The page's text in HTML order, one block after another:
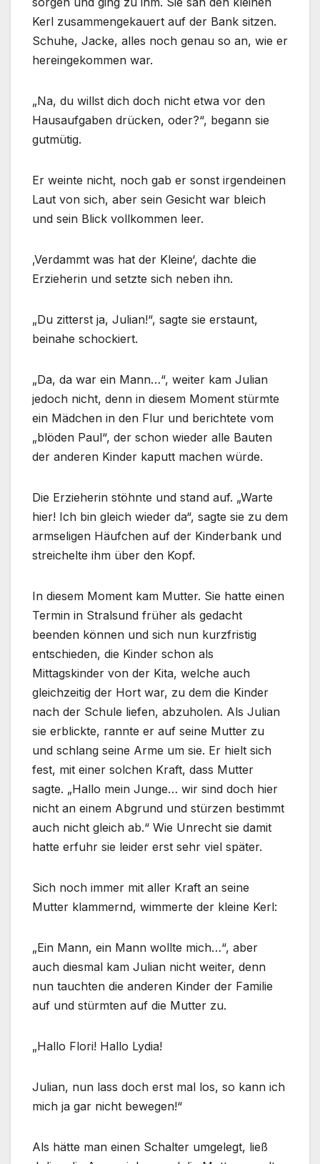
Kerl zusammengekauert auf der Bank sitzen.
Schuhe, Jacke, alles noch genau so an, wie er
hereingekommen war.
„Na, du willst dich doch nicht etwa vor den
Hausaufgaben drücken, oder?“, begann sie
gutmütig.
Er weinte nicht, noch gab er sonst irgendeinen
Laut von sich, aber sein Gesicht war bleich
und sein Blick vollkommen leer.
‚Verdammt was hat der Kleine‘, dachte die
Erzieherin und setzte sich neben ihn.
„Du zitterst ja, Julian!“, sagte sie erstaunt,
beinahe schockiert.
„Da, da war ein Mann…“, weiter kam Julian
jedoch nicht, denn in diesem Moment stürmte
ein Mädchen in den Flur und berichtete vom
„blöden Paul“, der schon wieder alle Bauten
der anderen Kinder kaputt machen würde.
Die Erzieherin stöhnte und stand auf. „Warte
hier! Ich bin gleich wieder da“, sagte sie zu dem
armseligen Häufchen auf der Kinderbank und
streichelte ihm über den Kopf.
In diesem Moment kam Mutter. Sie hatte einen
Termin in Stralsund früher als gedacht
beenden können und sich nun kurzfristig
entschieden, die Kinder schon als
Mittagskinder von der Kita, welche auch
gleichzeitig der Hort war, zu dem die Kinder
nach der Schule liefen, abzuholen. Als Julian
sie erblickte, rannte er auf seine Mutter zu
und schlang seine Arme um sie. Er hielt sich
fest, mit einer solchen Kraft, dass Mutter
sagte. „Hallo mein Junge… wir sind doch hier
nicht an einem Abgrund und stürzen bestimmt
auch nicht gleich ab.“ Wie Unrecht sie damit
hatte erfuhr sie leider erst sehr viel später.
Sich noch immer mit aller Kraft an seine
Mutter klammernd, wimmerte der kleine Kerl:
„Ein Mann, ein Mann wollte mich…“, aber
auch diesmal kam Julian nicht weiter, denn
nun tauchten die anderen Kinder der Familie
auf und stürmten auf die Mutter zu.
„Hallo Flori! Hallo Lydia!
Julian, nun lass doch erst mal los, so kann ich
mich ja gar nicht bewegen!“
Als hätte man einen Schalter umgelegt, ließ